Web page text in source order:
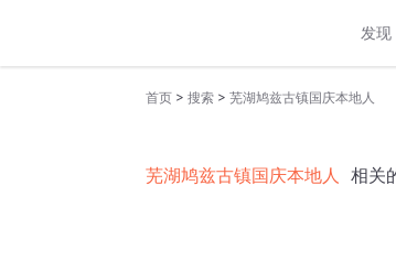
发现
首页 > 搜索 > 芜湖鸠兹古镇国庆本地人
芜湖鸠兹古镇国庆本地人 相关